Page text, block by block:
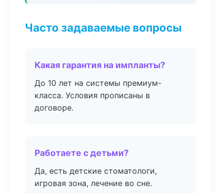
Часто задаваемые вопросы
Какая гарантия на импланты?
До 10 лет на системы премиум-
класса. Условия прописаны в
договоре.
Работаете с детьми?
Да, есть детские стоматологи,
игровая зона, лечение во сне.